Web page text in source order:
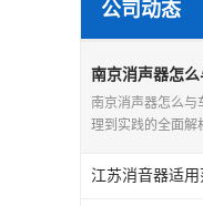
公司动态
南京消声器怎
南京消声器怎么与
理到实践的全面解
江苏消音器适用